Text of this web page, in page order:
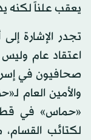
يعقب علناً لكنه
تجدر الإشارة
اعتقاد عام
صحافيون في
والأمين العام
«حماس» في قطاع
لكتائب